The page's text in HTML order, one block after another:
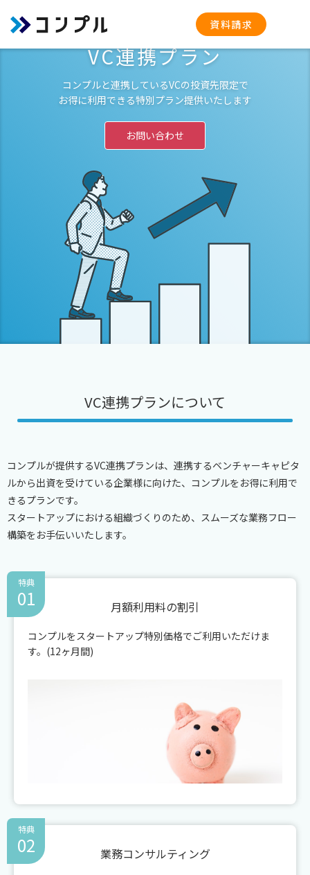
資料請求
リマインド業務の工数削減を支援
VC連携プラン
コンプルと連携しているVCの投資先限定で
お得に利用できる特別プラン提供いたします
お問い合わせ
VC連携プランについて
コンプルが提供するVC連携プランは、連携するベンチャーキャピタ
ルから出資を受けている企業様に向けた、コンプルをお得に利用で
きるプランです。
スタートアップにおける組織づくりのため、スムーズな業務フロー
構築をお手伝いいたします。
月額利用料の割引
コンプルをスタートアップ特別価格でご利用いただけま
す。(12ヶ月間)
特典
01
業務コンサルティング
特典
02